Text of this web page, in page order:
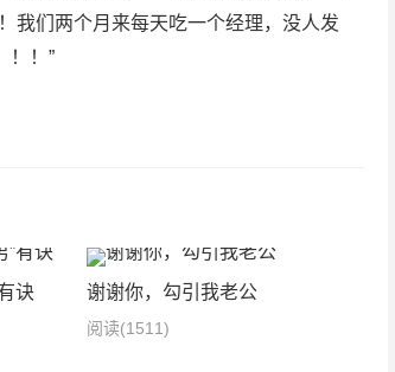
我们两个月来每天吃一个经理，没人发
！！”
诀
谢谢你，勾引我老公
阅读(1511)